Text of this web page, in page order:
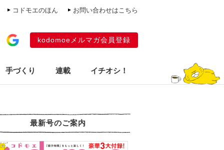
コドモエのほん お問い合わせはこちら
kodomoeメルマガ会員登録
手づくり 連載 イチオシ！
最新号のご案内